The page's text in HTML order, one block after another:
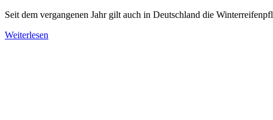
Seit dem vergangenen Jahr gilt auch in Deutschland die
Weiterlesen